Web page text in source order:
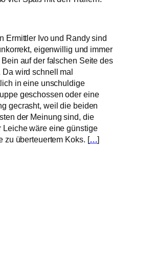
Ermittler Ivo und Randy sind
eigenwillig und immer
auf der falschen Seite des
Da wird schnell mal
in eine unschuldige
geschossen oder eine
gecrasht, weil die beiden
der Meinung sind, die
Leiche wäre eine günstige
zu überteuertem Koks. […]